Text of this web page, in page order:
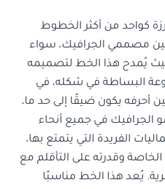
كواحد من أكثر الخطوط
مصممي الجرافيك، سواء
حيث يُمدح هذا الخط لتصميمه
البساطة في شكله، في
أحرفه يكون ضيقًا إلى حد ما،
في جميع أنحاء
الفريدة التي يتمتع بها،
وقدرته على التأقلم مع
يُعد هذا الخط مناسبًا